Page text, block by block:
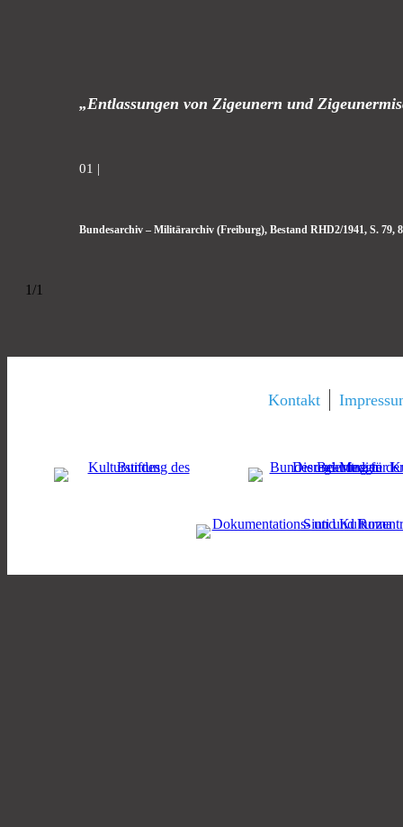
„Entlassungen von Zigeunern und
01 |
Bundesarchiv – Militärarchiv (Freiburg), Bestand RHD2/1941, S. 79,
1/1
Kontakt